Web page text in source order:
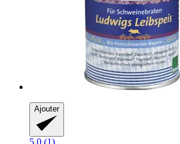
Ajouter
5.0 (1)